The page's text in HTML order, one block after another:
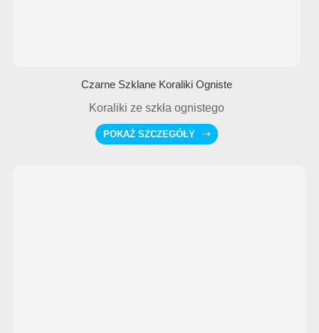
Czarne Szklane Koraliki Ogniste
Koraliki ze szkła ognistego
POKAŻ SZCZEGÓŁY